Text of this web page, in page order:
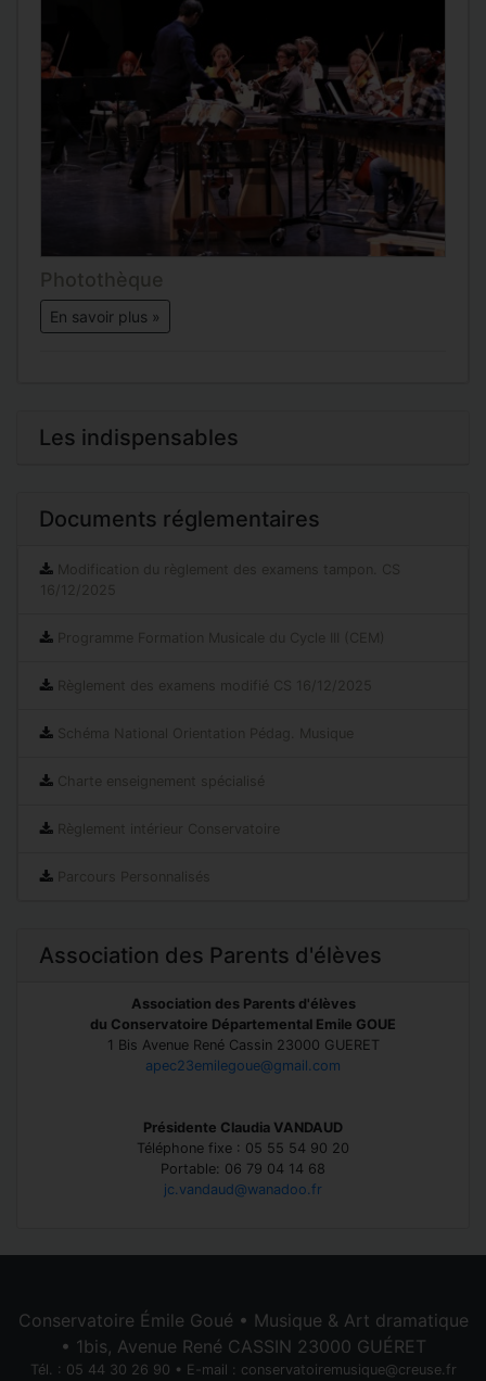
Photothèque
En savoir plus »
Les indispensables
Documents réglementaires
Modification du règlement des examens tampon. CS
16/12/2025
Programme Formation Musicale du Cycle III (CEM)
Règlement des examens modifié CS 16/12/2025
Schéma National Orientation Pédag. Musique
Charte enseignement spécialisé
Règlement intérieur Conservatoire
Parcours Personnalisés
Association des Parents d'élèves
Association des Parents d'élèves
du Conservatoire Départemental Emile GOUE
1 Bis Avenue René Cassin 23000 GUERET
apec23emilegoue@gmail.com
Présidente Claudia VANDAUD
Téléphone fixe : 05 55 54 90 20
Portable: 06 79 04 14 68
jc.vandaud@wanadoo.fr
Conservatoire Émile Goué • Musique & Art dramatique
• 1bis, Avenue René CASSIN 23000 GUÉRET
Tél. : 05 44 30 26 90 • E-mail : conservatoiremusique@creuse.fr